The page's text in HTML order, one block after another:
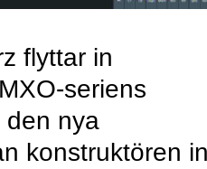
flyttar in
seriens
den nya
konstruktören